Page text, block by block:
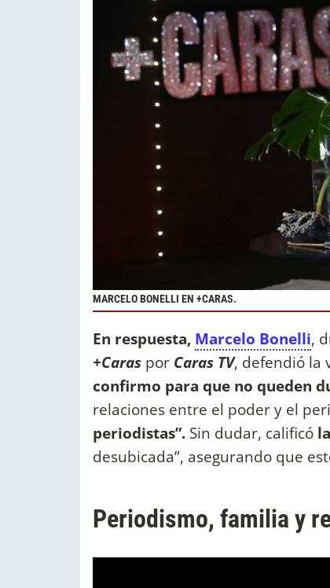
MARCELO BONELLI EN +CARAS.
En respuesta, Marcelo Bonelli,
+Caras por Caras TV, defendió la
confirmo para que no queden
relaciones entre el poder y el
periodistas”. Sin dudar, calificó
desubicada”, asegurando que
Periodismo, familia y